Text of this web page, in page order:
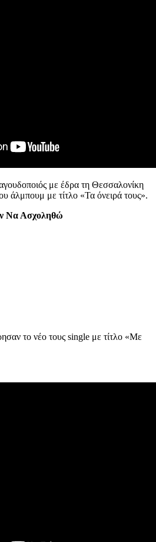
με έδρα τη Θεσσαλονίκη
άλμπουμ με τίτλο «Τα όνειρά τους».
Να Ασχοληθώ
το νέο τους single με τίτλο «Με